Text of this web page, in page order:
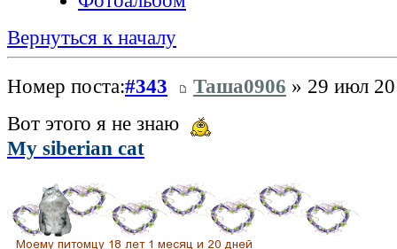
Вернуться к началу
Номер поста:#343 Таша0906 » 29 июл
Вот этого я не знаю
My siberian cat